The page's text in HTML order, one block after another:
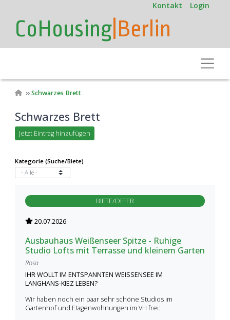
Inhaltaccount
menu
Kontakt Login
CoHousing |Berlin
Pfadnavigation
Schwarzes Brett
Schwarzes Brett
Jetzt Eintrag hinzufügen
Kategorie (Suche/Biete)
BIETE/OFFER
20.07.2026
Ausbauhaus Weißenseer Spitze - Ruhige
Studio Lofts mit Terrasse und kleinem Garten
Rosa
IHR WOLLT IM ENTSPANNTEN WEISSENSEE IM
LANGHANS-KIEZ LEBEN?
Wir haben noch ein paar sehr schöne Studios im
Gartenhof und Etagenwohnungen im VH frei: